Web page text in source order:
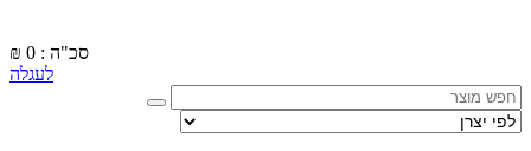
₪
סכ"ה : 0
לעגלה